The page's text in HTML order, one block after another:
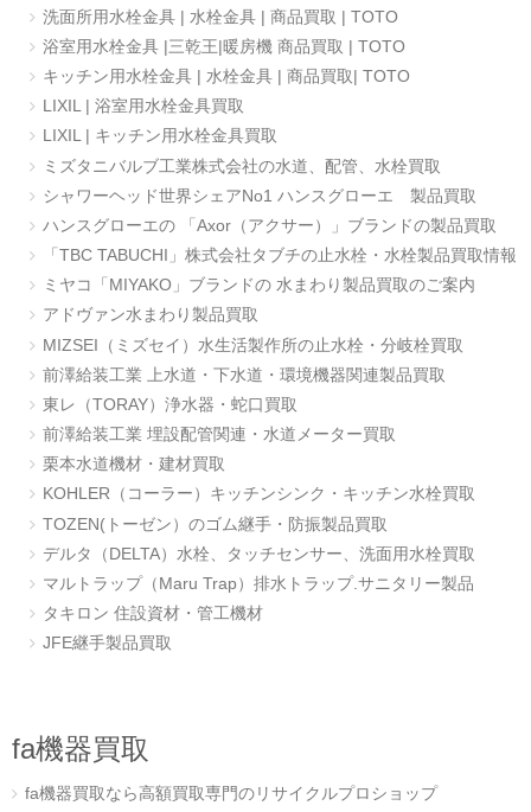
洗面所用水栓金具 | 水栓金具 | 商品買取 | TOTO
浴室用水栓金具 |三乾王|暖房機 商品買取 | TOTO
キッチン用水栓金具 | 水栓金具 | 商品買取| TOTO
LIXIL | 浴室用水栓金具買取
LIXIL | キッチン用水栓金具買取
ミズタニバルブ工業株式会社の水道、配管、水栓買取
シャワーヘッド世界シェアNo1 ハンスグローエ 製品買取
ハンスグローエの 「Axor（アクサー）」ブランドの製品買取
「TBC TABUCHI」株式会社タブチの止水栓・水栓製品買取情報
ミヤコ「MIYAKO」ブランドの 水まわり製品買取のご案内
アドヴァン水まわり製品買取
MIZSEI（ミズセイ）水生活製作所の止水栓・分岐栓買取
前澤給装工業 上水道・下水道・環境機器関連製品買取
東レ（TORAY）浄水器・蛇口買取
前澤給装工業 埋設配管関連・水道メーター買取
栗本水道機材・建材買取
KOHLER（コーラー）キッチンシンク・キッチン水栓買取
TOZEN(トーゼン）のゴム継手・防振製品買取
デルタ（DELTA）水栓、タッチセンサー、洗面用水栓買取
マルトラップ（Maru Trap）排水トラップ.サニタリー製品
タキロン 住設資材・管工機材
JFE継手製品買取
fa機器買取
fa機器買取なら高額買取専門のリサイクルプロショップ